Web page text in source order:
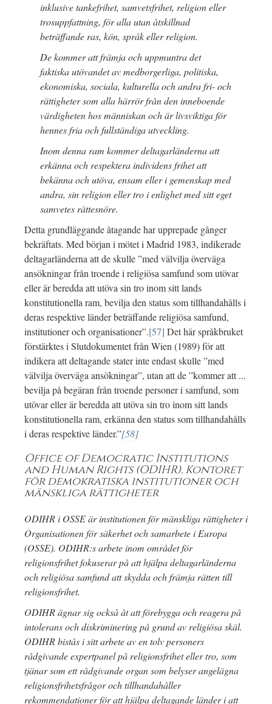
inklusive tankefrihet, samvetsfrihet, religion eller
trosuppfattning, för alla utan åtskillnad
beträffande ras, kön, språk eller religion.
De kommer att främja och uppmuntra det
faktiska utövandet av medborgerliga, politiska,
ekonomiska, sociala, kulturella och andra fri- och
rättigheter som alla härrör från den inneboende
värdigheten hos människan och är livsviktiga för
hennes fria och fullständiga utveckling.
Inom denna ram kommer deltagarländerna att
erkänna och respektera individens frihet att
bekänna och utöva, ensam eller i gemenskap med
andra, sin religion eller tro i enlighet med sitt eget
samvetes rättesnöre.
Detta grundläggande åtagande har upprepade gånger
bekräftats. Med början i mötet i Madrid 1983, indikerade
deltagarländerna att de skulle ”med välvilja överväga
ansökningar från troende i religiösa samfund som utövar
eller är beredda att utöva sin tro inom sitt lands
konstitutionella ram, bevilja den status som tillhandahålls i
deras respektive länder beträffande religiösa samfund,
institutioner och organisationer”.[57] Det här språkbruket
förstärktes i Slutdokumentet från Wien (1989) för att
indikera att deltagande stater inte endast skulle ”med
välvilja överväga ansökningar”, utan att de ”kommer att ...
bevilja på begäran från troende personer i samfund, som
utövar eller är beredda att utöva sin tro inom sitt lands
konstitutionella ram, erkänna den status som tillhandahålls
i deras respektive länder.”[58]
Office of Democratic Institutions
and Human Rights (ODIHR). Kontoret
för demokratiska institutioner och
mänskliga rättigheter
ODIHR i OSSE är institutionen för mänskliga rättigheter i
Organisationen för säkerhet och samarbete i Europa
(OSSE). ODIHR:s arbete inom området för
religionsfrihet fokuserar på att hjälpa deltagarländerna
och religiösa samfund att skydda och främja rätten till
religionsfrihet.
ODIHR ägnar sig också åt att förebygga och reagera på
intolerans och diskriminering på grund av religiösa skäl.
ODIHR bistås i sitt arbete av en tolv personers
rådgivande expertpanel på religionsfrihet eller tro, som
tjänar som ett rådgivande organ som belyser angelägna
religionsfrihetsfrågor och tillhandahåller
rekommendationer för att hjälpa deltagande länder i att